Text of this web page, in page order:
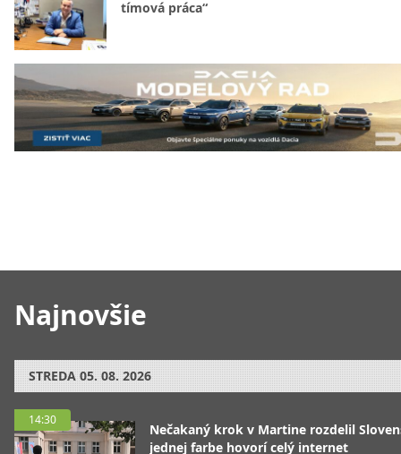
Najnovšie
STREDA 05. 08. 2026
14:30
Nečakaný krok v Martine rozdelil
jednej farbe hovorí celý internet
tímová práca“